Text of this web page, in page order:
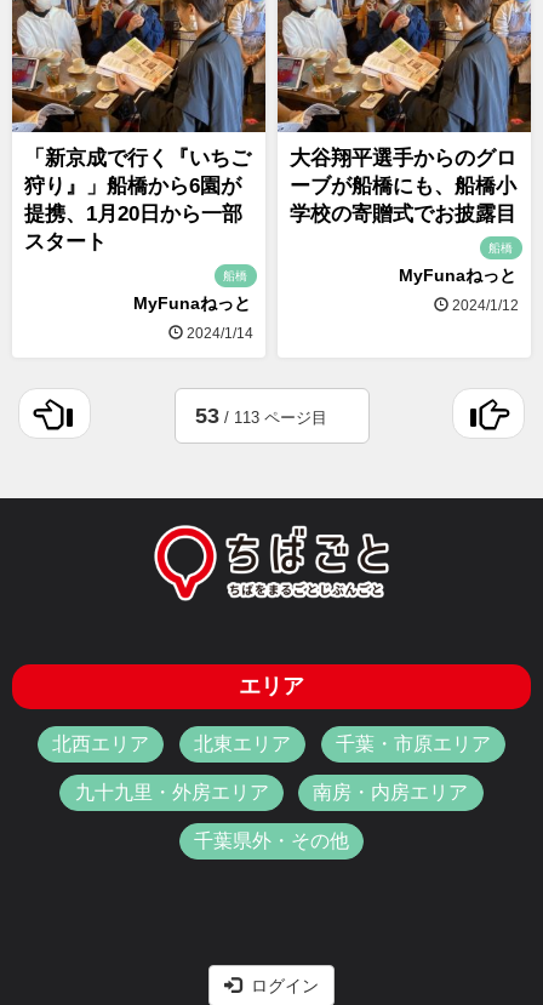
「新京成で行く『いちご
狩り』」船橋から6園が
提携、1月20日から一部
スタート
船橋
MyFunaねっと
2024/1/14
大谷翔平選手からのグロ
ーブが船橋にも、船橋小
学校の寄贈式でお披露目
船橋
MyFunaねっと
2024/1/12
53/ 113 ページ目
エリア
北西エリア 北東エリア 千葉・市原エリア
九十九里・外房エリア 南房・内房エリア
千葉県外・その他
ログイン